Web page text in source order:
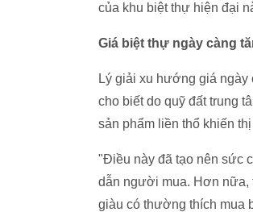
của khu biệt thự hiện đại
Giá biệt thự ngày càng
Lý giải xu hướng giá ngày
cho biết do quỹ đất trung
sản phẩm liền thổ khiến
"Điều này đã tạo nên sức
dẫn người mua. Hơn nữa,
giàu có thường thích mua